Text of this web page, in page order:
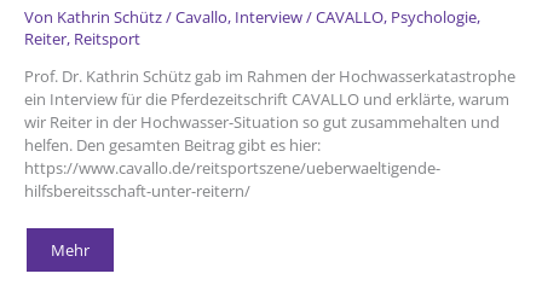
Von Kathrin Schütz/Cavallo, Interview/CAVALLO, Psychologie,
Reiter, Reitsport
Prof. Dr. Kathrin Schütz gab im Rahmen der Hochwasserkatastrophe
ein Interview für die Pferdezeitschrift CAVALLO und erklärte, warum
wir Reiter in der Hochwasser-Situation so gut zusammehalten und
helfen. Den gesamten Beitrag gibt es hier:
https://www.cavallo.de/reitsportszene/ueberwaeltigende-
hilfsbereitsschaft-unter-reitern/
Reiter
helfen
Reitern
Mehr